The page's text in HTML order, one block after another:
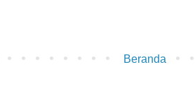
Beranda